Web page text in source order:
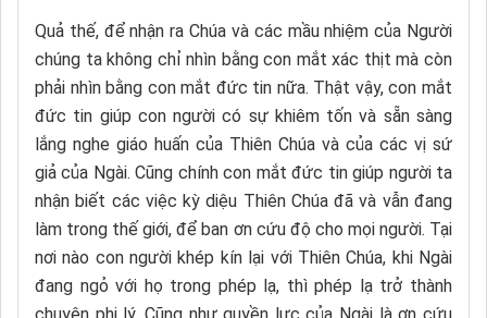
Quả thế, để nhận ra Chúa và các mầu nhiệm của Người
chúng ta không chỉ nhìn bằng con mắt xác thịt mà còn
phải nhìn bằng con mắt đức tin nữa. Thật vậy, con mắt
đức tin giúp con người có sự khiêm tốn và sẵn sàng
lắng nghe giáo huấn của Thiên Chúa và của các vị sứ
giả của Ngài. Cũng chính con mắt đức tin giúp người ta
nhận biết các việc kỳ diệu Thiên Chúa đã và vẫn đang
làm trong thế giới, để ban ơn cứu độ cho mọi người. Tại
nơi nào con người khép kín lại với Thiên Chúa, khi Ngài
đang ngỏ với họ trong phép lạ, thì phép lạ trở thành
chuyện phi lý. Cũng như quyền lực của Ngài là ơn cứu